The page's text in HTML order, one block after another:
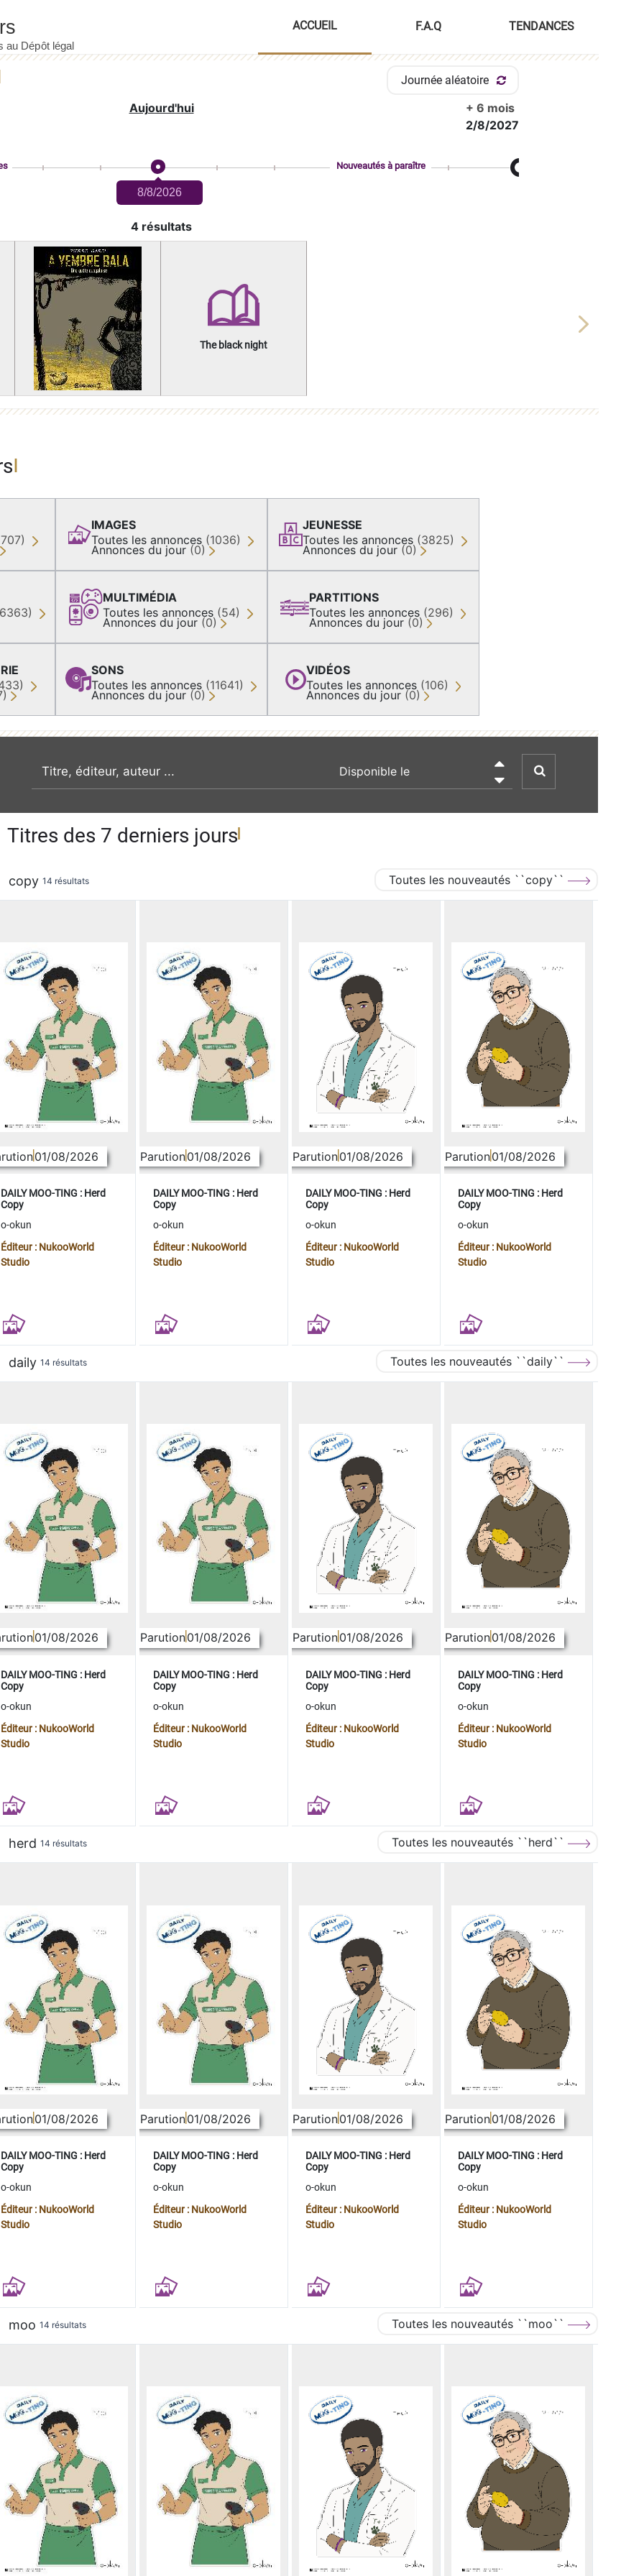
ACCUEIL F.A.Q TENDANCES
Journée aléatoire
Aujourd'hui
+ 6 mois
2/8/2027
8/8/2026
Nouveautés à paraître
4 résultats
The black night
Next
IMAGES
Toutes les annonces (1036)
Annonces du jour (0)
MULTIMÉDIA
Toutes les annonces (54)
Annonces du jour (0)
SONS
Toutes les annonces (11641)
Annonces du jour (0)
JEUNESSE
Toutes les annonces (3825)
Annonces du jour (0)
PARTITIONS
Toutes les annonces (296)
Annonces du jour (0)
VIDÉOS
Toutes les annonces (106)
Annonces du jour (0)
recherche par mot clé

Titres des 7 derniers jours
copy 14 résultats Toutes les nouveautés ``copy``
01/08/2026
DAILY MOO-TING : Herd
Copy
o-okun
Éditeur : NukooWorld
Studio
Parution01/08/2026
DAILY MOO-TING : Herd
Copy
o-okun
Éditeur : NukooWorld
Studio
Parution01/08/2026
DAILY MOO-TING : Herd
Copy
o-okun
Éditeur : NukooWorld
Studio
Parution01/08/2026
DAILY MOO-TING : Herd
Copy
o-okun
Éditeur : NukooWorld
Studio
daily 14 résultats Toutes les nouveautés ``daily``
01/08/2026
DAILY MOO-TING : Herd
Copy
o-okun
Éditeur : NukooWorld
Studio
Parution01/08/2026
DAILY MOO-TING : Herd
Copy
o-okun
Éditeur : NukooWorld
Studio
Parution01/08/2026
DAILY MOO-TING : Herd
Copy
o-okun
Éditeur : NukooWorld
Studio
Parution01/08/2026
DAILY MOO-TING : Herd
Copy
o-okun
Éditeur : NukooWorld
Studio
herd 14 résultats Toutes les nouveautés ``herd``
01/08/2026
DAILY MOO-TING : Herd
Copy
o-okun
Éditeur : NukooWorld
Studio
Parution01/08/2026
DAILY MOO-TING : Herd
Copy
o-okun
Éditeur : NukooWorld
Studio
Parution01/08/2026
DAILY MOO-TING : Herd
Copy
o-okun
Éditeur : NukooWorld
Studio
Parution01/08/2026
DAILY MOO-TING : Herd
Copy
o-okun
Éditeur : NukooWorld
Studio
moo 14 résultats Toutes les nouveautés ``moo``